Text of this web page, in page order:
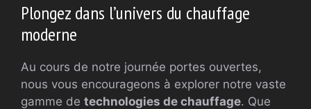
Plongez dans l’univers du chauffage
moderne
Au cours de notre journée portes ouvertes,
nous vous encourageons à explorer notre vaste
gamme de technologies de chauffage. Que